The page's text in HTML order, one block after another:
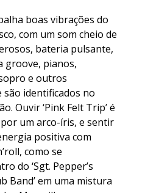
boas vibrações do
com um som cheio de
bateria pulsante,
groove, pianos,
e outros
identificados no
Ouvir ‘Pink Felt Trip’ é
um arco-íris, e sentir
positiva com
como se
do ‘Sgt. Pepper’s
Band’ em uma mistura